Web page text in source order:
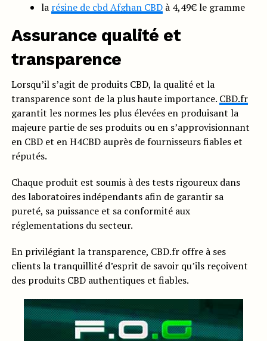
la résinede cbd Afghan CBDà 4,49€ le gramme
Assurance qualité et
transparence
Lorsqu’il s’agit de produits CBD, la qualité et la
transparence sont de la plus haute importance. CBD.fr
garantit les normes les plus élevées en produisant la
majeure partie de ses produits ou en s’approvisionnant
en CBD et en H4CBD auprès de fournisseurs fiables et
réputés.
Chaque produit est soumis à des tests rigoureux dans
des laboratoires indépendants afin de garantir sa
pureté, sa puissance et sa conformité aux
réglementations du secteur.
En privilégiant la transparence, CBD.fr offre à ses
clients la tranquillité d’esprit de savoir qu’ils reçoivent
des produits CBD authentiques et fiables.